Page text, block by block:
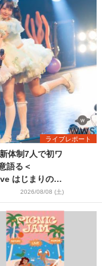
ライブレポート
体制7人で初ワ
語る＜
はじまりの夏
2026/08/08 (土)